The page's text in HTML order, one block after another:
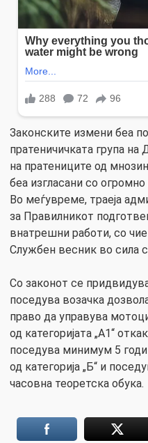
Законските измени беа
пратеничичката група
на пратениците од
беа изгласани со
Во меѓувреме, траеја
за Правилникот
внатрешни работи, со
Службен весник во сила
Со законот се
поседува возачка
право да управува
од категоријата „А1“
поседува минимум 5
од категорија „Б“ и
часовна теоретска обука.